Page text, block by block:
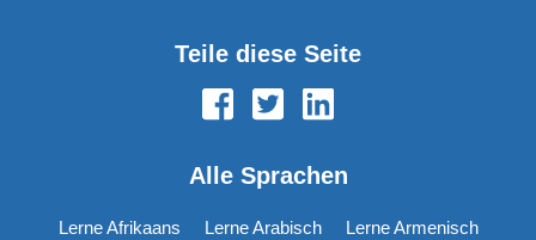
Teile diese Seite
Alle Sprachen
Lerne Afrikaans Lerne Arabisch
Lerne Armenisch